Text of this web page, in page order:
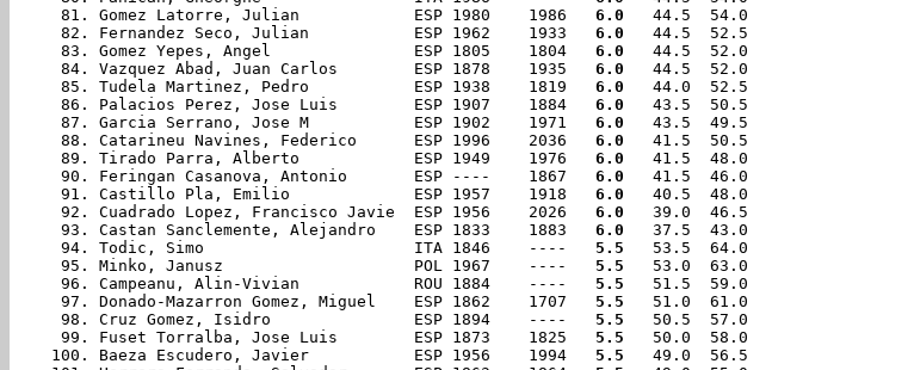
81. Gomez Latorre, Julian            ESP 1980    1986 6.0
   44.5  54.0
82. Fernandez Seco, Julian           ESP 1962    1933 6.0
   44.5  52.5
83. Gomez Yepes, Angel               ESP 1805    1804 6.0
   44.5  52.0
84. Vazquez Abad, Juan Carlos        ESP 1878    1935 6.0
   44.5  52.0
85. Tudela Martinez, Pedro           ESP 1938    1819 6.0
   44.0  52.5
86. Palacios Perez, Jose Luis        ESP 1907    1884 6.0
   43.5  50.5
87. Garcia Serrano, Jose M           ESP 1902    1971 6.0
   43.5  49.5
88. Catarineu Navines, Federico      ESP 1996    2036 6.0
   41.5  50.5
89. Tirado Parra, Alberto            ESP 1949    1976 6.0
   41.5  48.0
90. Feringan Casanova, Antonio       ESP ----    1867 6.0
   41.5  46.0
91. Castillo Pla, Emilio             ESP 1957    1918 6.0
   40.5  48.0
92. Cuadrado Lopez, Francisco Javie  ESP 1956    2026 6.0
   39.0  46.5
93. Castan Sanclemente, Alejandro    ESP 1833    1883 6.0
   37.5  43.0
94. Todic, Simo                      ITA 1846    ---- 5.5
   53.5  64.0
95. Minko, Janusz                    POL 1967    ---- 5.5
   53.0  63.0
96. Campeanu, Alin-Vivian            ROU 1884    ---- 5.5
   51.5  59.0
97. Donado-Mazarron Gomez, Miguel    ESP 1862    1707 5.5
   51.0  61.0
98. Cruz Gomez, Isidro               ESP 1894    ---- 5.5
   50.5  57.0
99. Fuset Torralba, Jose Luis        ESP 1873    1825 5.5
   50.0  58.0
100. Baeza Escudero, Javier           ESP 1956    1994 5.5
   49.0  56.5